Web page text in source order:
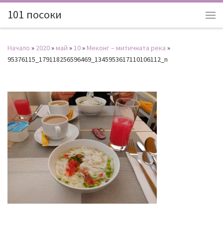
101 посоки
Начало » 2020» май »10» Меконг – митичната река »
95376115_179118256596469_1345953617110106112_n